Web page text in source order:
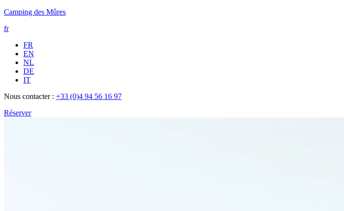
Camping des Mûres
fr
FR
EN
NL
DE
IT
Nous contacter : +33 (0)4 94 56 16 97
Réserver